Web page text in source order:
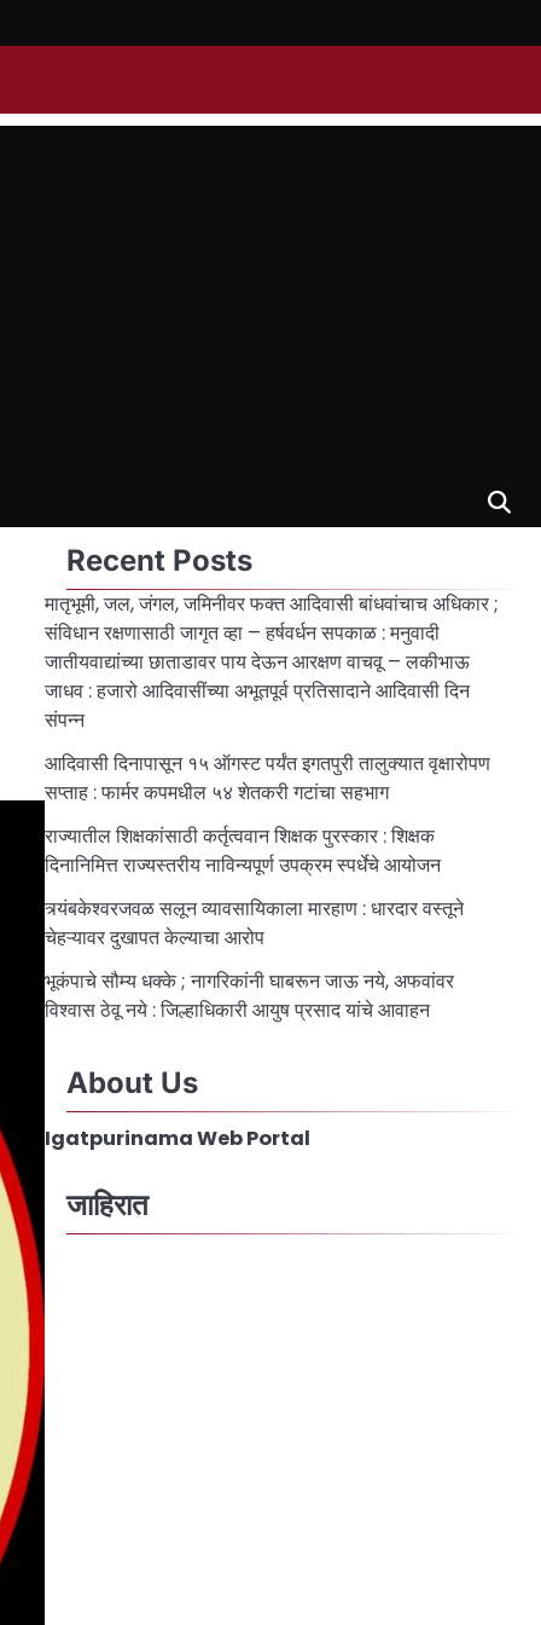
Recent Posts
मातृभूमी, जल, जंगल, जमिनीवर फक्त आदिवासी बांधवांचाच अधिकार ;
संविधान रक्षणासाठी जागृत व्हा – हर्षवर्धन सपकाळ : मनुवादी
जातीयवाद्यांच्या छाताडावर पाय देऊन आरक्षण वाचवू – लकीभाऊ
जाधव : हजारो आदिवासींच्या अभूतपूर्व प्रतिसादाने आदिवासी दिन
संपन्न
आदिवासी दिनापासून १५ ऑगस्ट पर्यंत इगतपुरी तालुक्यात वृक्षारोपण
सप्ताह : फार्मर कपमधील ५४ शेतकरी गटांचा सहभाग
राज्यातील शिक्षकांसाठी कर्तृत्ववान शिक्षक पुरस्कार : शिक्षक
दिनानिमित्त राज्यस्तरीय नाविन्यपूर्ण उपक्रम स्पर्धेचे आयोजन
त्र्यंबकेश्वरजवळ सलून व्यावसायिकाला मारहाण : धारदार वस्तूने
चेहऱ्यावर दुखापत केल्याचा आरोप
भूकंपाचे सौम्य धक्के ; नागरिकांनी घाबरून जाऊ नये, अफवांवर
विश्वास ठेवू नये : जिल्हाधिकारी आयुष प्रसाद यांचे आवाहन
About Us
Igatpurinama Web Portal
जाहिरात